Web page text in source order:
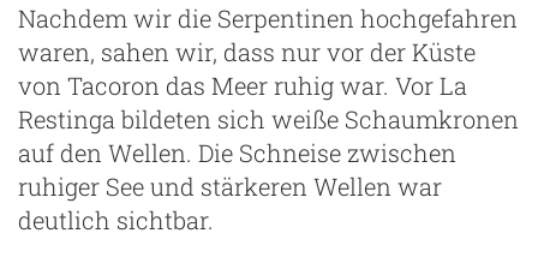
Nachdem wir die Serpentinen hochgefahren
waren, sahen wir, dass nur vor der Küste
von Tacoron das Meer ruhig war. Vor La
Restinga bildeten sich weiße Schaumkronen
auf den Wellen. Die Schneise zwischen
ruhiger See und stärkeren Wellen war
deutlich sichtbar.